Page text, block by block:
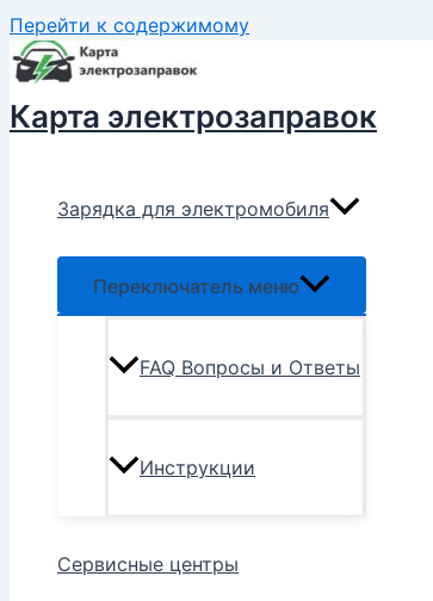
Перейти к содержимому
Карта электрозаправок
Зарядка для электромобиля
Переключатель меню
FAQ Вопросы и Ответы
Инструкции
Сервисные центры